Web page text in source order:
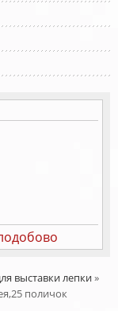
выставки лепки»
поличок